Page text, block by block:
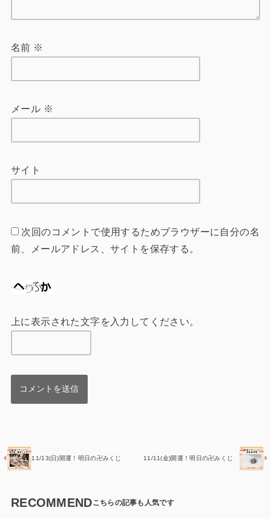
名前 ※
メール ※
サイト
次回のコメントで使用するためブラウザーに自分の名
前、メールアドレス、サイトを保存する。
上に表示された文字を入力してください。
11/13(日)開運！明日の卍みくじ 11/11(金)開運！明日の卍みくじ
RECOMMEND